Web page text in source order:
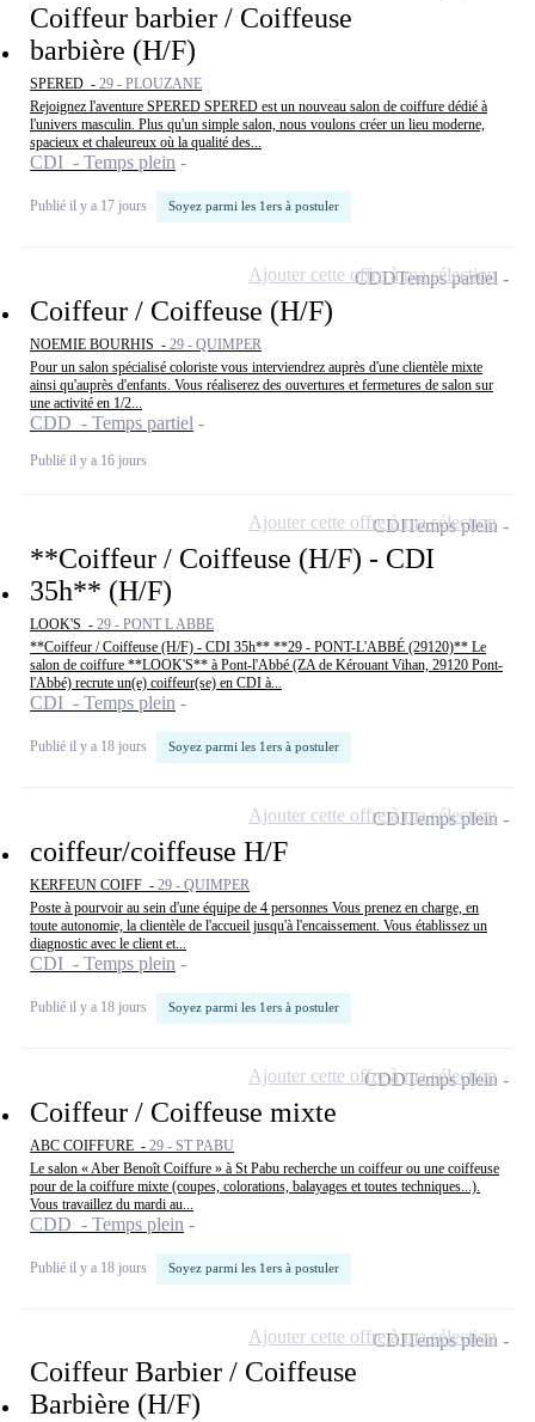
Coiffeur barbier / Coiffeuse
barbière (H/F)
SPERED - 29 - PLOUZANE
Rejoignez l'aventure SPERED SPERED est un nouveau salon de coiffure dédié à
l'univers masculin. Plus qu'un simple salon, nous voulons créer un lieu moderne,
spacieux et chaleureux où la qualité des...
CDI - Temps plein
Publié il y a 17 jours Soyez parmi les 1ers à postuler
Coiffeur / Coiffeuse (H/F)
NOEMIE BOURHIS - 29 - QUIMPER
Pour un salon spécialisé coloriste vous interviendrez auprès d'une clientèle mixte
ainsi qu'auprès d'enfants. Vous réaliserez des ouvertures et fermetures de salon sur
une activité en 1/2...
CDD - Temps partiel
Publié il y a 16 jours
CDDTemps partiel
Ajouter cette offre à ma sélection
**Coiffeur / Coiffeuse (H/F) - CDI
35h** (H/F)
LOOK'S - 29 - PONT L ABBE
**Coiffeur / Coiffeuse (H/F) - CDI 35h** **29 - PONT-L'ABBÉ (29120)** Le
salon de coiffure **LOOK'S** à Pont-l'Abbé (ZA de Kérouant Vihan, 29120 Pont-
l'Abbé) recrute un(e) coiffeur(se) en CDI à...
CDI - Temps plein
Publié il y a 18 jours Soyez parmi les 1ers à postuler
CDITemps plein
Ajouter cette offre à ma sélection
coiffeur/coiffeuse H/F
KERFEUN COIFF - 29 - QUIMPER
Poste à pourvoir au sein d'une équipe de 4 personnes Vous prenez en charge, en
toute autonomie, la clientèle de l'accueil jusqu'à l'encaissement. Vous établissez un
diagnostic avec le client et...
CDI - Temps plein
Publié il y a 18 jours Soyez parmi les 1ers à postuler
CDITemps plein
Ajouter cette offre à ma sélection
Coiffeur / Coiffeuse mixte
ABC COIFFURE - 29 - ST PABU
Le salon « Aber Benoît Coiffure » à St Pabu recherche un coiffeur ou une coiffeuse
pour de la coiffure mixte (coupes, colorations, balayages et toutes techniques...).
Vous travaillez du mardi au...
CDD - Temps plein
Publié il y a 18 jours Soyez parmi les 1ers à postuler
CDDTemps plein
Ajouter cette offre à ma sélection
Coiffeur Barbier / Coiffeuse
Barbière (H/F)
CDITemps plein
Ajouter cette offre à ma sélection